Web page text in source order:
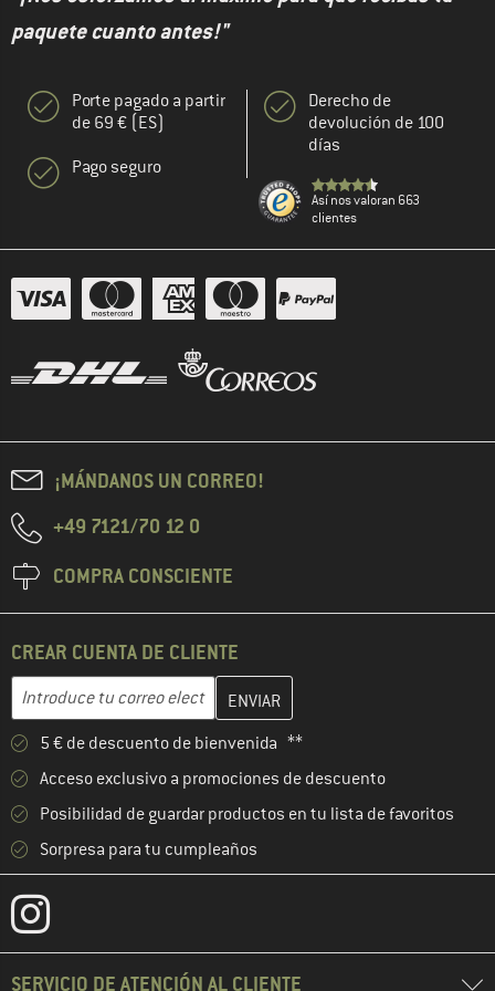
paquete cuanto antes!"
Porte pagado a partir
de 69 € (ES)
Pago seguro
Derecho de
devolución de 100
días
Así nos valoran 663
clientes
¡MÁNDANOS UN CORREO!
+49 7121/70 12 0
COMPRA CONSCIENTE
CREAR CUENTA DE CLIENTE
Dirección de correo electrónico
Introduce aquí tu dirección de correo electrónico y crea tu
5 € de descuento de bienvenida **
Acceso exclusivo a promociones de descuento
Posibilidad de guardar productos en tu lista de favoritos
Sorpresa para tu cumpleaños
SERVICIO DE ATENCIÓN AL CLIENTE